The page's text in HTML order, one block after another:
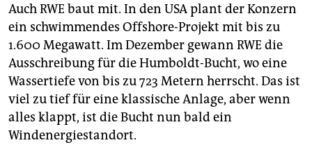
Auch RWE baut mit. In den USA plant der Konzern
ein schwimmendes Offshore-Projekt mit bis zu
1.600 Megawatt. Im Dezember gewann RWE die
Ausschreibung für die Humboldt-Bucht, wo eine
Wassertiefe von bis zu 723 Metern herrscht. Das ist
viel zu tief für eine klassische Anlage, aber wenn
alles klappt, ist die Bucht nun bald ein
Windenergiestandort.